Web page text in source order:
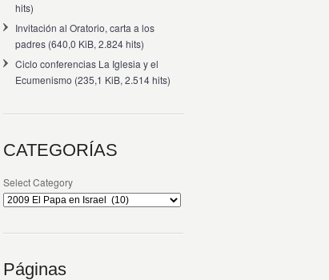
hits)
Invitación al Oratorio, carta a los
padres (640,0 KiB, 2.824 hits)
Ciclo conferencias La Iglesia y el
Ecumenismo (235,1 KiB, 2.514 hits)
CATEGORÍAS
Select Category
Páginas